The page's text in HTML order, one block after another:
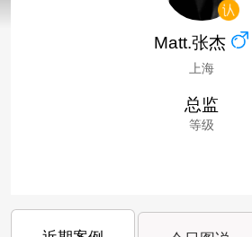
Matt.张杰
上海
总监
等级